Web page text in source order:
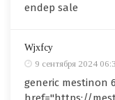
endep sale
Wjxfcy
9 сентября 2024
generic mestinon